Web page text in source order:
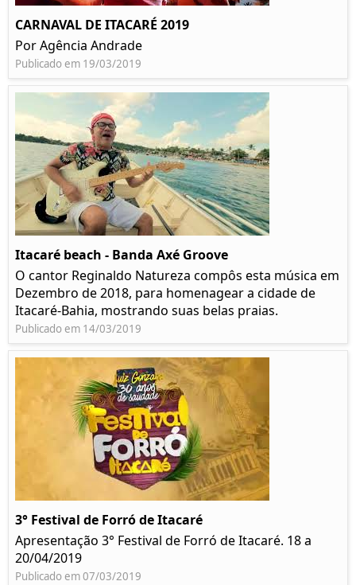
CARNAVAL DE ITACARÉ 2019
Por Agência Andrade
Publicado em 19/03/2019
Itacaré beach - Banda Axé Groove
O cantor Reginaldo Natureza compôs esta música em
Dezembro de 2018, para homenagear a cidade de
Itacaré-Bahia, mostrando suas belas praias.
Publicado em 14/03/2019
3° Festival de Forró de Itacaré
Apresentação 3° Festival de Forró de Itacaré. 18 a
20/04/2019
Publicado em 07/03/2019